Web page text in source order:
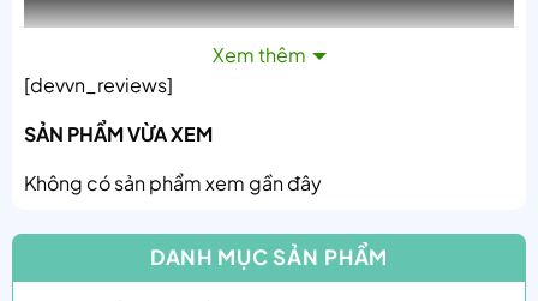
Xem thêm
[devvn_reviews]
SẢN PHẨM VỪA XEM
Không có sản phẩm xem gần đây
DANH MỤC SẢN PHẨM